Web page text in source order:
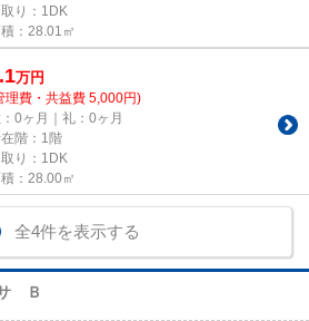
り：1DK
：28.01㎡
万円
理費・共益費 5,000円)
0ヶ月｜礼：0ヶ月
階：1階
り：1DK
：28.00㎡
全4件を表示する
Ｂ